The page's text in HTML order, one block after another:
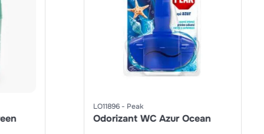
LO11896 Peak
Odorizant WC Azur Ocean